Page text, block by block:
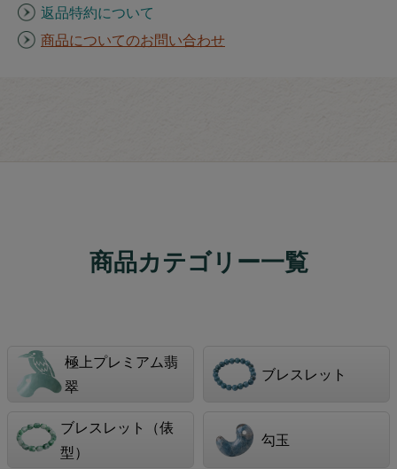
返品特約について
商品についてのお問い合わせ
商品カテゴリー一覧
極上プレミアム翡
翠
ブレスレット
ブレスレット（俵
型）
勾玉